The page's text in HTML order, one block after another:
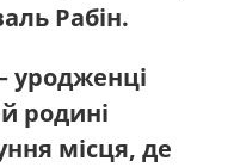
Рабін.
уродженці
родині
місця, де